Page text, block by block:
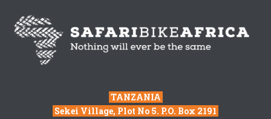
TANZANIA
Sekei Village, Plot No 5. P.O. Box 2191